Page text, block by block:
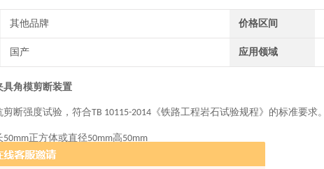
其他品牌 价格区间
国产 应用领域
具角模剪断装置
断强度试验，符合TB 10115-2014 《铁路工程岩石试验规程》的标准要求。
50mm正方体或直径50mm高50mm